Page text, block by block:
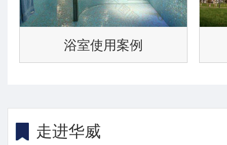
浴室使用案例
走进华威